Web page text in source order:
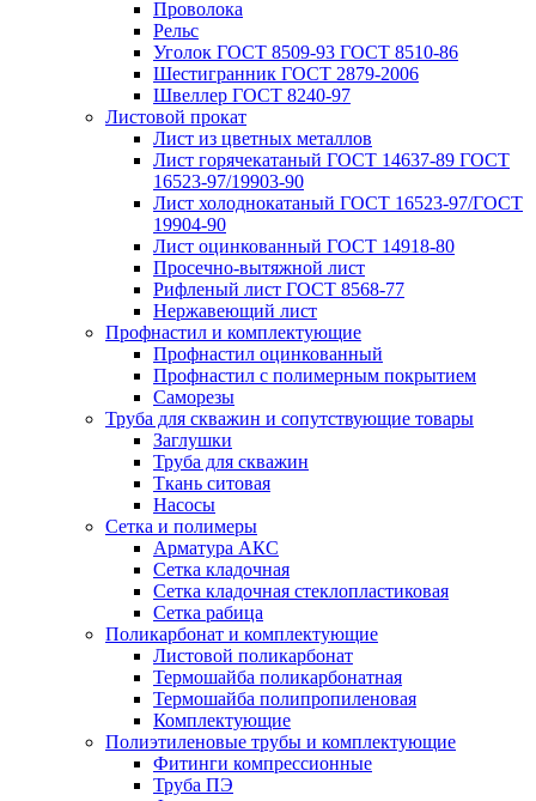
Проволока
Рельс
Уголок ГОСТ 8509-93 ГОСТ 8510-86
Шестигранник ГОСТ 2879-2006
Швеллер ГОСТ 8240-97
Листовой прокат
Лист из цветных металлов
Лист горячекатаный ГОСТ 14637-89 ГОСТ
16523-97/19903-90
Лист холоднокатаный ГОСТ 16523-97/ГОСТ
19904-90
Лист оцинкованный ГОСТ 14918-80
Просечно-вытяжной лист
Рифленый лист ГОСТ 8568-77
Нержавеющий лист
Профнастил и комплектующие
Профнастил оцинкованный
Профнастил с полимерным покрытием
Саморезы
Труба для скважин и сопутствующие товары
Заглушки
Труба для скважин
Ткань ситовая
Насосы
Сетка и полимеры
Арматура АКС
Сетка кладочная
Сетка кладочная стеклопластиковая
Сетка рабица
Поликарбонат и комплектующие
Листовой поликарбонат
Термошайба поликарбонатная
Термошайба полипропиленовая
Комплектующие
Полиэтиленовые трубы и комплектующие
Фитинги компрессионные
Труба ПЭ